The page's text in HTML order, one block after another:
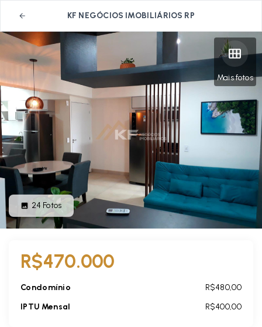
KF NEGÓCIOS IMOBILIÁRIOS RP
Mais fotos
24 Fotos
R$470.000
Condomínio
R$480,00
IPTU Mensal
R$400,00